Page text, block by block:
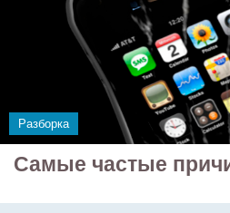
Разборка
Самые частые